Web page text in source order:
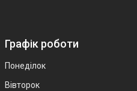
Графік роботи
Понеділок
Вівторок